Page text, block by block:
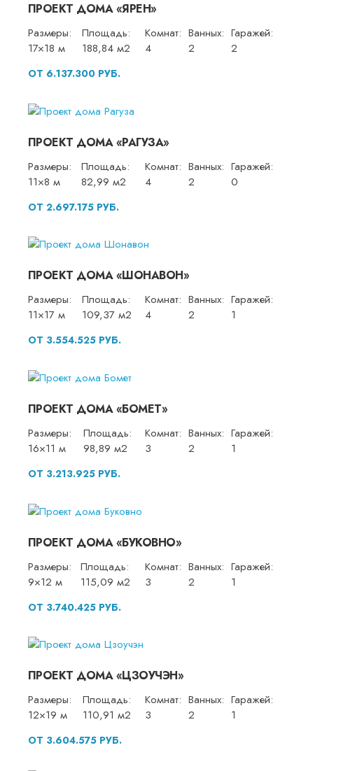
ПРОЕКТ ДОМА «ЯРЕН»
Размеры:
17×18 м
Площадь:
188,84 м2
Комнат:
4
Ванных:
2
Гаражей:
2
ОТ 6.137.300 РУБ.
ПРОЕКТ ДОМА «РАГУЗА»
Размеры:
11×8 м
Площадь:
82,99 м2
Комнат:
4
Ванных:
2
Гаражей:
0
ОТ 2.697.175 РУБ.
ПРОЕКТ ДОМА «ШОНАВОН»
Размеры:
11×17 м
Площадь:
109,37 м2
Комнат:
4
Ванных:
2
Гаражей:
1
ОТ 3.554.525 РУБ.
ПРОЕКТ ДОМА «БОМЕТ»
Размеры:
16×11 м
Площадь:
98,89 м2
Комнат:
3
Ванных:
2
Гаражей:
1
ОТ 3.213.925 РУБ.
ПРОЕКТ ДОМА «БУКОВНО»
Размеры:
9×12 м
Площадь:
115,09 м2
Комнат:
3
Ванных:
2
Гаражей:
1
ОТ 3.740.425 РУБ.
ПРОЕКТ ДОМА «ЦЗОУЧЭН»
Размеры:
12×19 м
Площадь:
110,91 м2
Комнат:
3
Ванных:
2
Гаражей:
1
ОТ 3.604.575 РУБ.